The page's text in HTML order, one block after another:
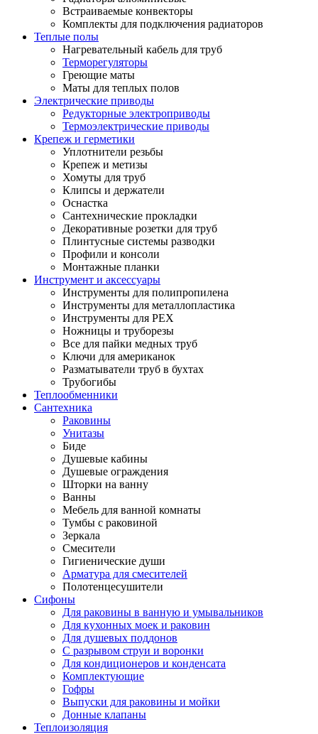
Встраиваемые конвекторы
Комплекты для подключения радиаторов
Теплые полы
Нагревательный кабель для труб
Терморегуляторы
Греющие маты
Маты для теплых полов
Электрические приводы
Редукторные электроприводы
Термоэлектрические приводы
Крепеж и герметики
Уплотнители резьбы
Крепеж и метизы
Хомуты для труб
Клипсы и держатели
Оснастка
Сантехнические прокладки
Декоративные розетки для труб
Плинтусные системы разводки
Профили и консоли
Монтажные планки
Инструмент и аксессуары
Инструменты для полипропилена
Инструменты для металлопластика
Инструменты для PEX
Ножницы и труборезы
Все для пайки медных труб
Ключи для американок
Разматыватели труб в бухтах
Трубогибы
Теплообменники
Сантехника
Раковины
Унитазы
Биде
Душевые кабины
Душевые ограждения
Шторки на ванну
Ванны
Мебель для ванной комнаты
Тумбы с раковиной
Зеркала
Смесители
Гигиенические души
Арматура для смесителей
Полотенцесушители
Сифоны
Для раковины в ванную и умывальников
Для кухонных моек и раковин
Для душевых поддонов
С разрывом струи и воронки
Для кондиционеров и конденсата
Комплектующие
Гофры
Выпуски для раковины и мойки
Донные клапаны
Теплоизоляция